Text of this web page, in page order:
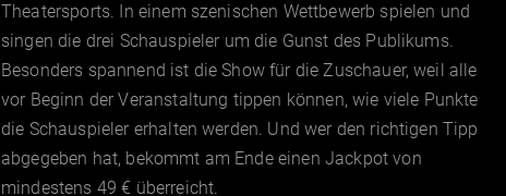
Theatersports. In einem szenischen Wettbewerb spielen und
singen die drei Schauspieler um die Gunst des Publikums.
Besonders spannend ist die Show für die Zuschauer, weil alle
vor Beginn der Veranstaltung tippen können, wie viele Punkte
die Schauspieler erhalten werden. Und wer den richtigen Tipp
abgegeben hat, bekommt am Ende einen Jackpot von
mindestens 49 € überreicht.